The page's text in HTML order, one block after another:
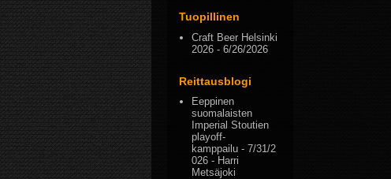
Tuopillinen
Craft Beer Helsinki
2026 - 6/26/2026
Reittausblogi
Eeppinen
suomalaisten
Imperial Stoutien
playoff-
kamppailu - 7/31/2
026 - Harri
Metsäjoki